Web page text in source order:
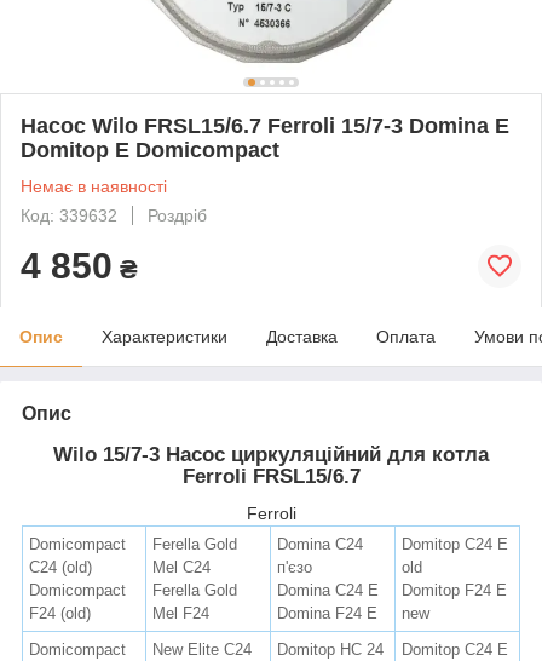
Насос Wilo FRSL15/6.7 Ferroli 15/7-3 Domina E
Domitop E Domicompact
Немає в наявності
Код: 339632
Роздріб
4 850 ₴
Опис Характеристики Доставка Оплата Умови
Опис
Wilo 15/7-3 Насос циркуляційний для котла
Ferroli FRSL15/6.7
Ferroli
Domicompact
C24 (old)
Domicompact
F24 (old)
Ferella Gold
Mel C24
Ferella Gold
Mel F24
Domina C24
п'єзо
Domina C24 Е
Domina F24 Е
Domitop C24 Е
old
Domitop F24 Е
new
Domicompact
New Elite C24
Domitop HC 24
Domitop C24 Е